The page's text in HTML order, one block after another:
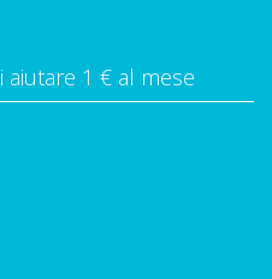
1 € al mese